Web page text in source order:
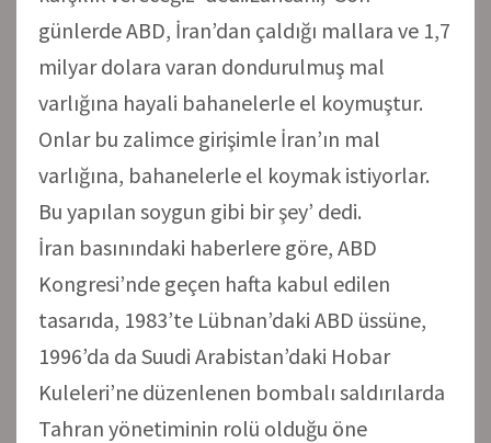
günlerde ABD, İran’dan çaldığı mallara ve 1,7
milyar dolara varan dondurulmuş mal
varlığına hayali bahanelerle el koymuştur.
Onlar bu zalimce girişimle İran’ın mal
varlığına, bahanelerle el koymak istiyorlar.
Bu yapılan soygun gibi bir şey’ dedi.
İran basınındaki haberlere göre, ABD
Kongresi’nde geçen hafta kabul edilen
tasarıda, 1983’te Lübnan’daki ABD üssüne,
1996’da da Suudi Arabistan’daki Hobar
Kuleleri’ne düzenlenen bombalı saldırılarda
Tahran yönetiminin rolü olduğu öne